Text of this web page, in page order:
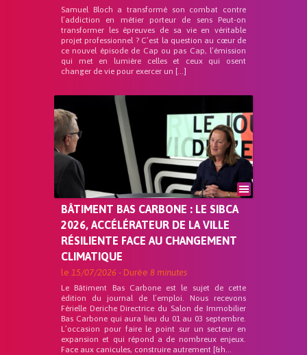
Samuel Bloch a transformé son combat contre
l’addiction en métier porteur de sens Peut-on
transformer les épreuves de sa vie en véritable
projet professionnel ? C’est la question au cœur de
ce nouvel épisode de Cap ou pas Cap, l’émission
qui met en lumière celles et ceux qui osent
changer de vie pour exercer un […]
BÂTIMENT BAS CARBONE : LE SIBCA
2026, ACCÉLÉRATEUR DE LA VILLE
RÉSILIENTE FACE AU CHANGEMENT
CLIMATIQUE
le 15/07/2026 - Durée 8 minutes
Le Bâtiment Bas Carbone est le sujet de cette
édition du journal de l’emploi. Nous recevons
Férielle Deriche Directrice du Salon de Immobilier
Bas Carbone qui aura lieu du 01 au 03 septembre.
L’occasion pour faire le point sur un secteur en
expansion et qui répond a de nombreux enjeux.
Face aux canicules, construire autrement [&h...